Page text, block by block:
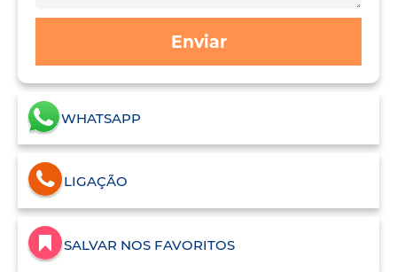
Enviar
WHATSAPP
LIGAÇÃO
SALVAR NOS FAVORITOS